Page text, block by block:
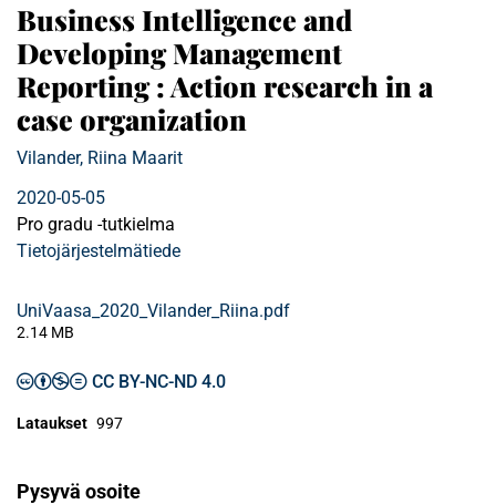
Business Intelligence and
Developing Management
Reporting : Action research in a
case organization
Vilander, Riina Maarit
2020-05-05
Pro gradu -tutkielma
Tietojärjestelmätiede
UniVaasa_2020_Vilander_Riina.pdf
2.14 MB
CC BY-NC-ND 4.0
Lataukset 997
Pysyvä osoite